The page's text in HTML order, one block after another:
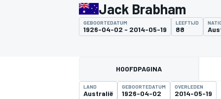
Jack Brabham
GEBOORTEDATUM
1926-04-02 - 2014-05-19
LEEFTIJD
88
HOOFDPAGINA
LAND
Australië
GEBOORTEDATUM
1926-04-02
OVERLEDEN
2014-05-19